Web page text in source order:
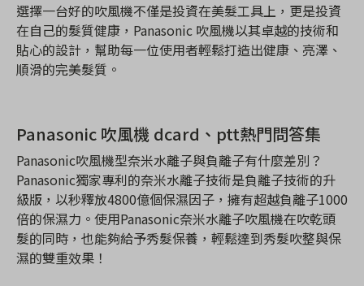
選擇一台好的吹風機不僅是投資在美髮工具上，更是投資
在自己的髮質健康，Panasonic 吹風機以其卓越的技術和
貼心的設計，幫助每一位使用者輕鬆打造出健康、亮澤、
順滑的完美髮質。
Panasonic 吹風機 dcard、ptt熱門問答集
Panasonic吹風機型奈米水離子與負離子有什麼差別？
Panasonic獨家專利的奈米水離子技術是負離子技術的升
級版，以秒釋放4800億個保濕因子，擁有超越負離子1000
倍的保濕力。使用Panasonic奈米水離子吹風機在吹乾頭
髮的同時，也能夠給予秀髮保養，輕鬆達到秀髮吹整與保
濕的雙重效果！